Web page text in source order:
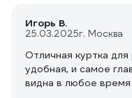
Игорь В.
25.03.2025г. Москва
Отличная куртка для
удобная, и самое
видна в любое время